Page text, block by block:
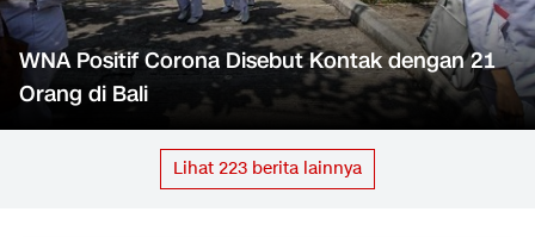
WNA Positif Corona Disebut Kontak dengan 21
Orang di Bali
Lihat 223 berita lainnya